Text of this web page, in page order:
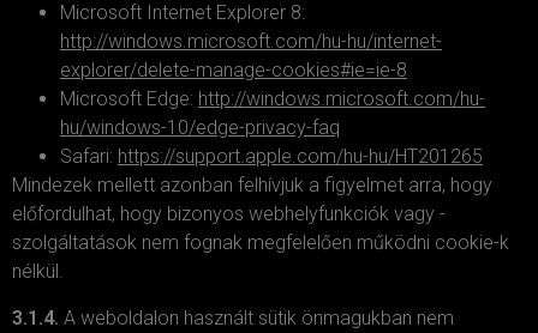
Microsoft Internet Explorer 8:
http://windows.microsoft.com/hu-hu/internet-
explorer/delete-manage-cookies#ie=ie-8
Microsoft Edge: http://windows.microsoft.com/hu-
hu/windows-10/edge-privacy-faq
Safari: https://support.apple.com/hu-hu/HT201265
Mindezek mellett azonban felhívjuk a figyelmet arra, hogy
előfordulhat, hogy bizonyos webhelyfunkciók vagy -
szolgáltatások nem fognak megfelelően működni cookie-k
nélkül.
3.1.4. A weboldalon használt sütik önmagukban nem